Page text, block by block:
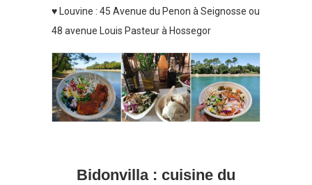
♥ Louvine : 45 Avenue du Penon à Seignosse ou
48 avenue Louis Pasteur à Hossegor
Bidonvilla : cuisine du